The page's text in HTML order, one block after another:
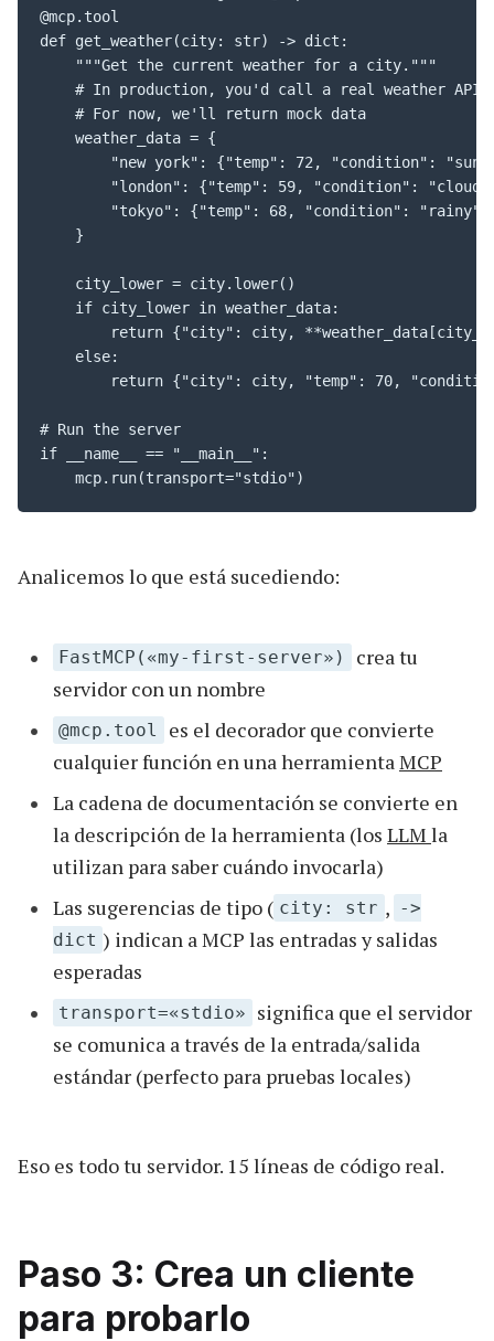
@mcp.tool
def get_weather(city: str) -> dict:
    """Get the current weather for a city."""
    # In production, you'd call a real weather API
    # For now, we'll return mock data
    weather_data = {
"new york": {"temp": 72, "condition":
"london": {"temp": 59, "condition":
"tokyo": {"temp": 68, "condition":
    }
    city_lower = city.lower()
    if city_lower in weather_data:
return {"city": city,
    else:
return {"city": city, "temp": 70,
# Run the server
if __name__ == "__main__":
    mcp.run(transport="stdio")
Analicemos lo que está sucediendo:
FastMCP(«my-first-server»)
crea tu
servidor con un nombre
@mcp.tool
es el decorador que convierte
cualquier función en una herramienta MCP
La cadena de documentación se convierte en
la descripción de la herramienta (los LLM la
utilizan para saber cuándo invocarla)
Las sugerencias de tipo ( city: str , ->
dict ) indican a MCP las entradas y salidas
esperadas
transport=«stdio»
significa que el servidor
se comunica a través de la entrada/salida
estándar (perfecto para pruebas locales)
Eso es todo tu servidor. 15 líneas de código real.
Paso 3: Crea un cliente
para probarlo